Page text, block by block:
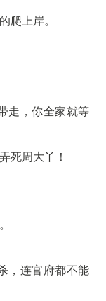
爬上岸。
走，你全家就等
死周大丫！
，连官府都不能